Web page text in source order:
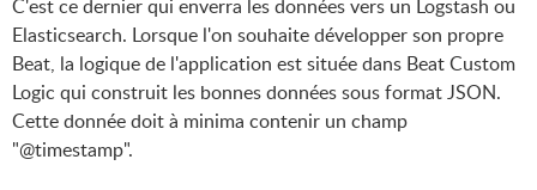
C'est ce dernier qui enverra les données vers un Logstash ou
Elasticsearch. Lorsque l'on souhaite développer son propre
Beat, la logique de l'application est située dans Beat Custom
Logic qui construit les bonnes données sous format JSON.
Cette donnée doit à minima contenir un champ
"@timestamp".